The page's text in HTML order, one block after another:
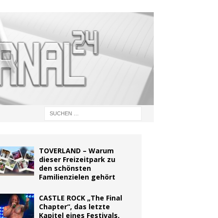
TOVERLAND – Warum
dieser Freizeitpark zu
den schönsten
Familienzielen gehört
CASTLE ROCK „The Final
Chapter“, das letzte
Kapitel eines Festivals,